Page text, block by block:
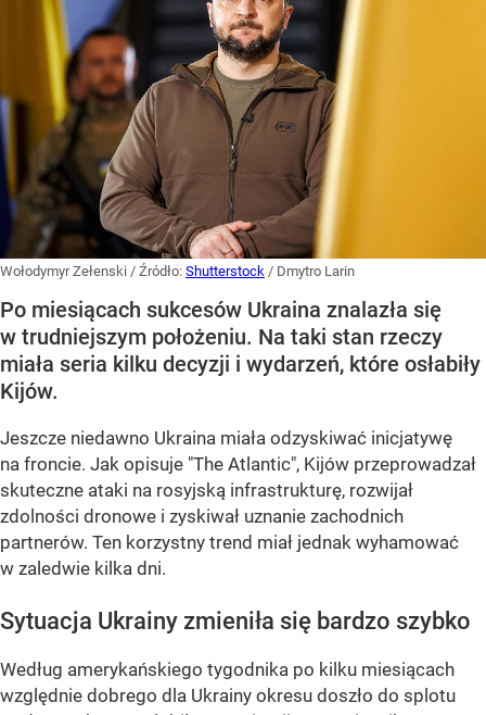
Wołodymyr Zełenski / Źródło: Shutterstock / Dmytro Larin
Po miesiącach sukcesów Ukraina znalazła się
w trudniejszym położeniu. Na taki stan rzeczy
miała seria kilku decyzji i wydarzeń, które osłabiły
Kijów.
Jeszcze niedawno Ukraina miała odzyskiwać inicjatywę
na froncie. Jak opisuje "The Atlantic", Kijów przeprowadzał
skuteczne ataki na rosyjską infrastrukturę, rozwijał
zdolności dronowe i zyskiwał uznanie zachodnich
partnerów. Ten korzystny trend miał jednak wyhamować
w zaledwie kilka dni.
Sytuacja Ukrainy zmieniła się bardzo szybko
Według amerykańskiego tygodnika po kilku miesiącach
względnie dobrego dla Ukrainy okresu doszło do splotu